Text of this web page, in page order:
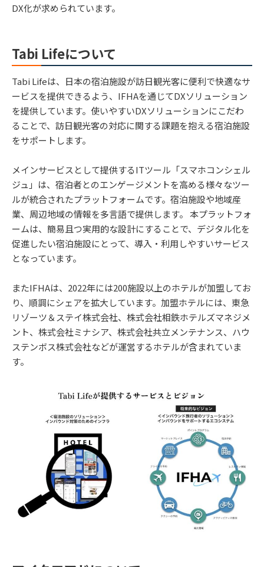
DX化が求められています。
Tabi Lifeについて
Tabi Lifeは、日本の宿泊施設が訪日観光客に便利で快適なサ
ービスを提供できるよう、IFHAを通じてDXソリューション
を提供しています。使いやすいDXソリューションにこだわ
ることで、訪日観光客の対応に関する課題を抱える宿泊施設
をサポートします。
メインサービスとして提供するITツール「スマホコンシェル
ジュ」は、宿泊者とのエンゲージメントを高める様々なツー
ルが統合されたプラットフォームです。宿泊施設や地域産
業、周辺地域の情報を多言語で提供します。 本プラットフォ
ームは、簡易且つ実用的な設計にすることで、デジタル化を
促進したい宿泊施設にとって、導入・利用しやすいサービス
となっています。
またIFHAは、2022年には200施設以上のホテルが加盟してお
り、順調にシェアを拡大しています。加盟ホテルには、東急
リゾーツ＆ステイ株式会社、株式会社相鉄ホテルズマネジメ
ント、株式会社ミナシア、株式会社共立メンテナンス、ハウ
ステンボス株式会社などが運営するホテルが含まれていま
す。